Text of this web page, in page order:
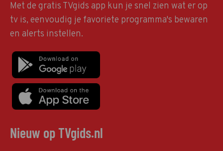
Met de gratis TVgids app kun je snel zien wat er op
tv is, eenvoudig je favoriete programma's bewaren
en alerts instellen.
Nieuw op TVgids.nl